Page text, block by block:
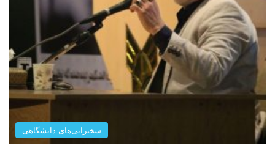
سخنرانی‌های دانشگاهی